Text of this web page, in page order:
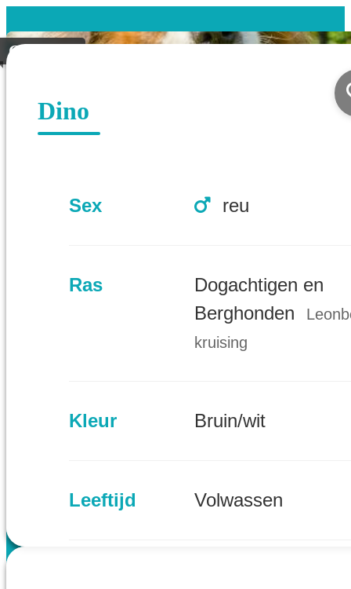
Geplaatst
Dino
Sex reu
Ras
Dogachtigen en
Berghonden
kruising
Kleur Bruin/wit
Leeftijd Volwassen